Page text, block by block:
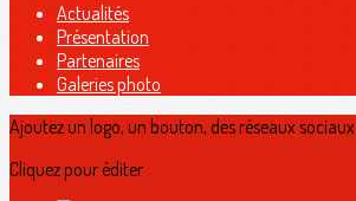
Actualités
Présentation
Partenaires
Galeries photo
Ajoutez un logo, un bouton, des réseaux sociaux
Cliquez pour éditer